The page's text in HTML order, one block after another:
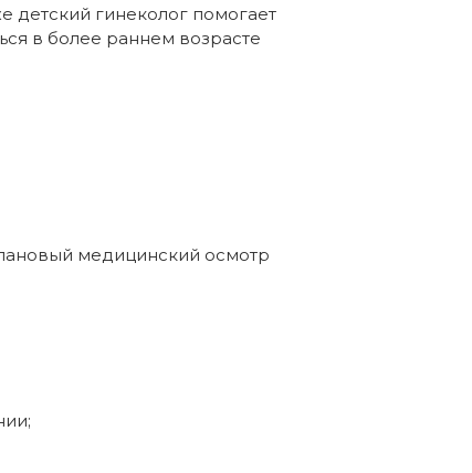
детский гинеколог помогает
в более раннем возрасте
медицинский осмотр